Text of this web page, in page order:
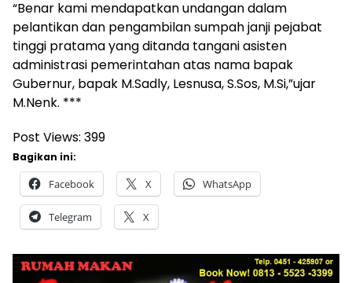
“Benar kami mendapatkan undangan dalam
pelantikan dan pengambilan sumpah janji pejabat
tinggi pratama yang ditanda tangani asisten
administrasi pemerintahan atas nama bapak
Gubernur, bapak M.Sadly, Lesnusa, S.Sos, M.Si,”ujar
M.Nenk. ***
Post Views: 399
Bagikan ini:
Facebook X WhatsApp
Telegram X